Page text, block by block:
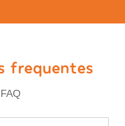
frequentes
FAQ